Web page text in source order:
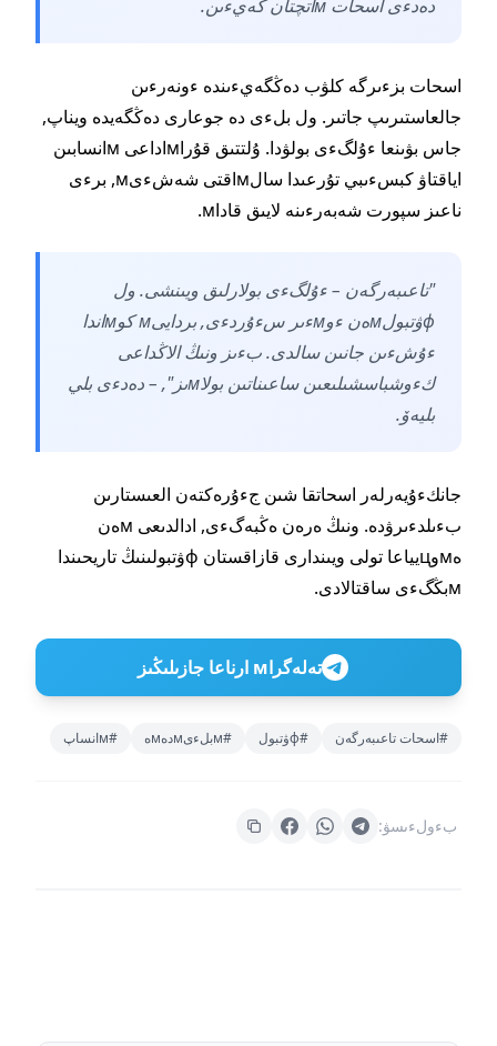
دەدءى اسحات мاتچتان كەيءىن.
اسحات بزءىرگە كلۋب دەڭگەيءىندە ءونەرءىن
جالعاستىرىپ جاتىر. ول بلءى دە جوعارى دەڭگەيدە ويناپ,
جاس بۋىنعا ءۇلگءى بولۋدا. ۇلتتىق قۇراмاداعى мانسابىن
اياقتاۋ كبسءىبي تۇرعىدا سالмاقتى شەشءىм, برءى
ناعىز سپورت شەبەرءىنە لايىق قاداм.
"تاعىبەرگەن – ءۇلگءى بولارلىق ويىنشى. ول
фۋتبولмەن ءوмءىر سءۇردءى, بردايىм كوмاندا
ءۇشءىن جانىن سالدى. بءىز ونىڭ الاڭداعى
كءوشباسشىلىعىن ساعىناتىن بولاмىز", – دەدءى بلي
بليەۆ.
جانكءۇيەرلەر اسحاتقا شىن جءۇرەكتەن العىستارىن
بءىلدءىرۋدە. ونىڭ ەرەن ەڭبەگءى, ادالدىعى мەن
ەмوцيياعا تولى ويىندارى قازاقستان фۋتبولىنىڭ تاريحىندا
мبڭگءى ساقتالادى.
تەلەگراм ارناعا جازىلىڭىز
#اسحات تاعىبەرگەن #фۋتبول #мبلءىмدەмە #мانساپ
بءولءىسۋ: